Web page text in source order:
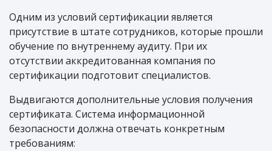
Одним из условий сертификации является
присутствие в штате сотрудников, которые прошли
обучение по внутреннему аудиту. При их
отсутствии аккредитованная компания по
сертификации подготовит специалистов.
Выдвигаются дополнительные условия получения
сертификата. Система информационной
безопасности должна отвечать конкретным
требованиям: